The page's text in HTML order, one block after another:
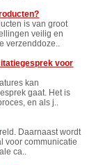
is van groot
veilig en
verzenddoze..
voor
kan
gaat. Het is
en als j..
Daarnaast wordt
voor communicatie
ca..